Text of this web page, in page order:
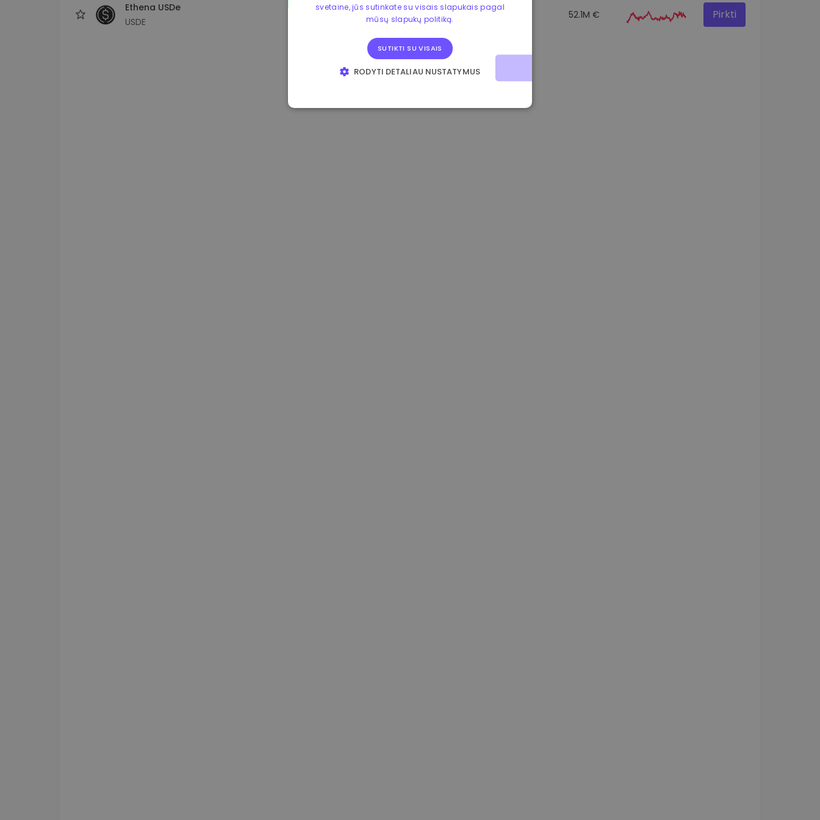
Ethena USDe
USDE
0.865660 € 0.00% 3.4B € 52.1M € Pirkti
svetaine, jūs sutinkate su visais slapukais pagal
mūsų slapukų politiką.
SUTIKTI SU VISAIS
RODYTI DETALIAU NUSTATYMUS